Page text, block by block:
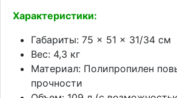
Характеристики:
Габариты: 75 × 51 × 31/34 см
Вес: 4,3 кг
Материал: Полипропилен
прочности